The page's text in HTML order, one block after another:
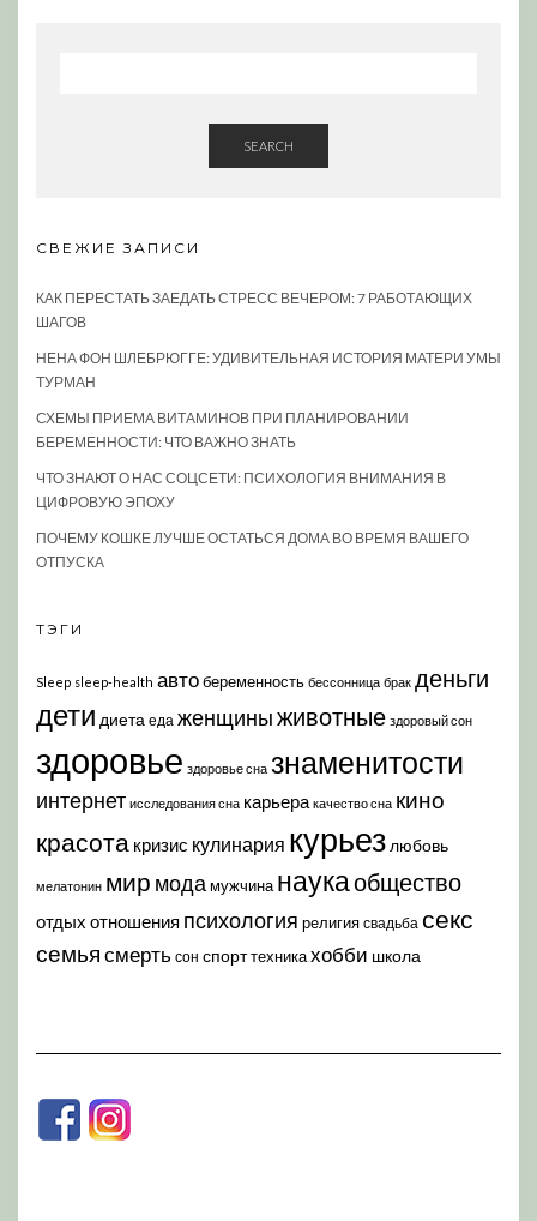
SEARCH
СВЕЖИЕ ЗАПИСИ
КАК ПЕРЕСТАТЬ ЗАЕДАТЬ СТРЕСС ВЕЧЕРОМ: 7 РАБОТАЮЩИХ
ШАГОВ
НЕНА ФОН ШЛЕБРЮГГЕ: УДИВИТЕЛЬНАЯ ИСТОРИЯ МАТЕРИ УМЫ
ТУРМАН
СХЕМЫ ПРИЕМА ВИТАМИНОВ ПРИ ПЛАНИРОВАНИИ
БЕРЕМЕННОСТИ: ЧТО ВАЖНО ЗНАТЬ
ЧТО ЗНАЮТ О НАС СОЦСЕТИ: ПСИХОЛОГИЯ ВНИМАНИЯ В
ЦИФРОВУЮ ЭПОХУ
ПОЧЕМУ КОШКЕ ЛУЧШЕ ОСТАТЬСЯ ДОМА ВО ВРЕМЯ ВАШЕГО
ОТПУСКА
ТЭГИ
Sleep sleep-health автобеременность бессонница брак деньги
дети диета еда женщиныживотные здоровый сон
здоровье здоровье сна знаменитости
интернет исследования сна карьера качество сна кино
красота кризис кулинария курьез любовь
мелатонин мир модамужчина наукаобщество
отдых отношения психология религия свадьба секс
семья смерть сон спорттехникахобби школа